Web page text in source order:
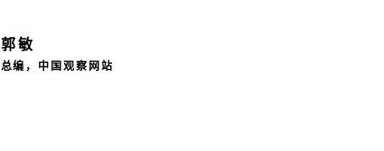
郭 敏
总编，中国观察网站